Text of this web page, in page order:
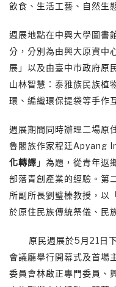
飲食、生活工藝、自然生
週展地點在中興大學圖書
分，分別為由興大原資中
展」以及由臺中市政府原
山林智慧：泰雅族民族植
環、編織環保提袋等手作
週展期間同時辦理二場原
魯閣族作家程廷Apyang
化轉譯 」為題，從青年返
部落青創產業的經驗。第
所副所長劉璧榛教授，以
於原住民族傳統祭儀、民
原民週展於5月21日下
會議廳舉行開幕式及首場
委員會林啟正專門委員、